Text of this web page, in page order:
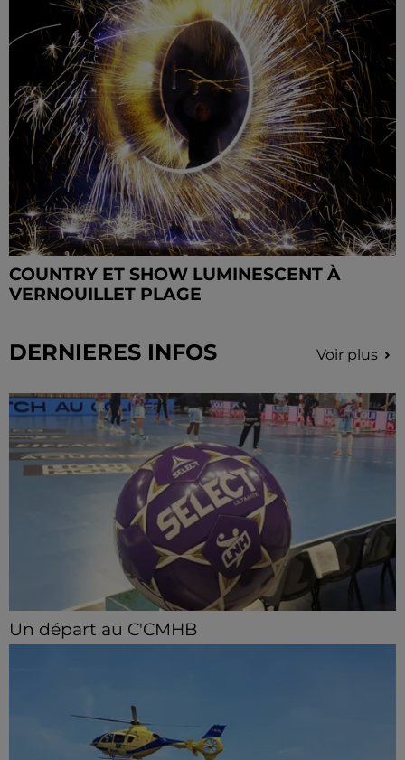
COUNTRY ET SHOW LUMINESCENT À
VERNOUILLET PLAGE
DERNIERES INFOS Voir plus
Un départ au C'CMHB
Le club chartrain a officialisé, vendredi 7 août, le